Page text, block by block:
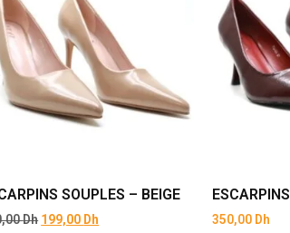
SOUPLES – BEIGE
Dh 199,00 Dh 350,00 Dh